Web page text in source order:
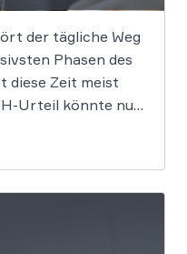
der tägliche Weg
Phasen des
diese Zeit meist
Urteil könnte nun
zu einer
Wer künftig